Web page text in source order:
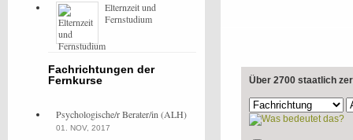
Über 2700 staatlich
Elternzeit und
Fernstudium
Fachrichtungen der
Fernkurse
Psychologische/r Berater/in (ALH)
01. NOV, 2017